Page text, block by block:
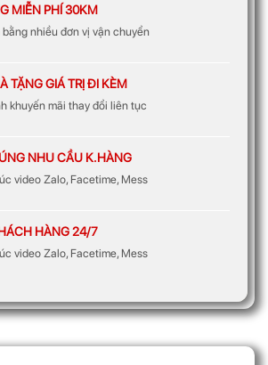
MIỄN PHÍ 30KM
nhiều đơn vị vận chuyển
TẶNG GIÁ TRỊ ĐI KÈM
khuyến mãi thay đổi liên tục
NHU CẦU K.HÀNG
video Zalo, Facetime, Mess
HÀNG 24/7
video Zalo, Facetime, Mess